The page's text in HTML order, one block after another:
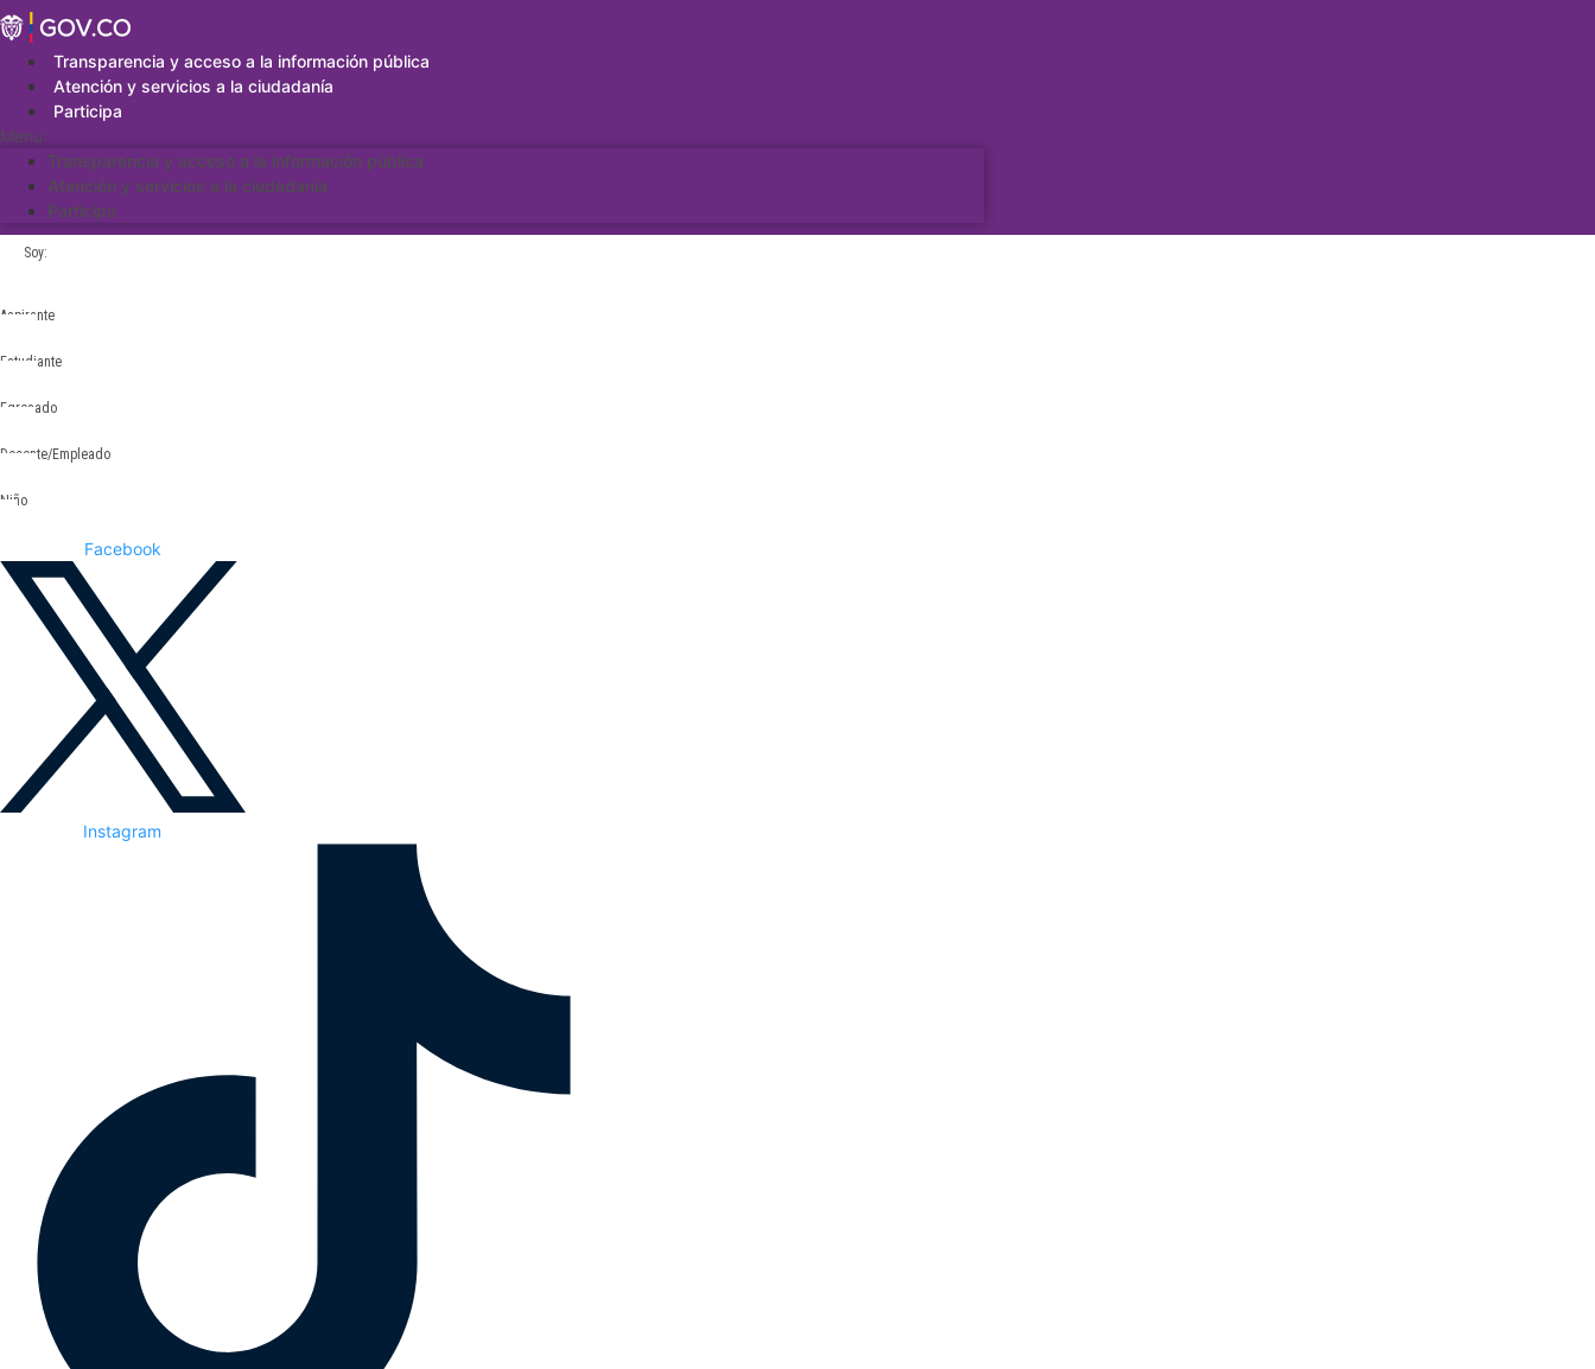
Saltar
al
contenidoTransparencia y acceso a la información pública
Atención y servicios a la ciudadanía
Participa
Menu
Transparencia y acceso a la información pública
Atención y servicios a la ciudadanía
Participa
Soy:
Aspirante
Estudiante
Egresado
Docente/Empleado
Niño
Facebook
Instagram